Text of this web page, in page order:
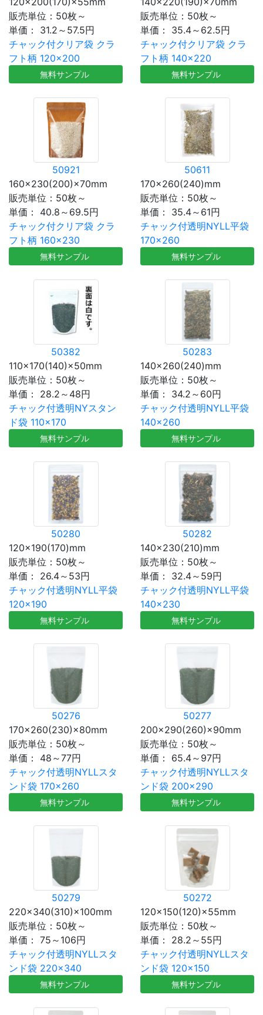
販売単位：50枚～
単価：
31.2～57.5円
チャック付クリア袋 クラ
フト柄 120×200
無料サンプル
販売単位：50枚～
単価：
35.4～62.5円
チャック付クリア袋 クラ
フト柄 140×220
無料サンプル
50921
160×230(200)×70mm
販売単位：50枚～
単価：
40.8～69.5円
チャック付クリア袋 クラ
フト柄 160×230
無料サンプル
50611
170×260(240)mm
販売単位：50枚～
単価：
35.4～61円
チャック付透明NYLL平袋
170×260
無料サンプル
50382
110×170(140)×50mm
販売単位：50枚～
単価：
28.2～48円
チャック付透明NYスタン
ド袋 110×170
無料サンプル
50283
140×260(240)mm
販売単位：50枚～
単価：
34.2～60円
チャック付透明NYLL平袋
140×260
無料サンプル
50280
120×190(170)mm
販売単位：50枚～
単価：
26.4～53円
チャック付透明NYLL平袋
120×190
無料サンプル
50282
140×230(210)mm
販売単位：50枚～
単価：
32.4～59円
チャック付透明NYLL平袋
140×230
無料サンプル
50276
170×260(230)×80mm
販売単位：50枚～
単価：
48～77円
チャック付透明NYLLスタ
ンド袋 170×260
無料サンプル
50277
200×290(260)×90mm
販売単位：50枚～
単価：
65.4～97円
チャック付透明NYLLスタ
ンド袋 200×290
無料サンプル
50279
220×340(310)×100mm
販売単位：50枚～
単価： 75～106円
チャック付透明NYLLスタ
ンド袋 220×340
無料サンプル
50272
120×150(120)×55mm
販売単位：50枚～
単価：
28.2～55円
チャック付透明NYLLスタ
ンド袋 120×150
無料サンプル